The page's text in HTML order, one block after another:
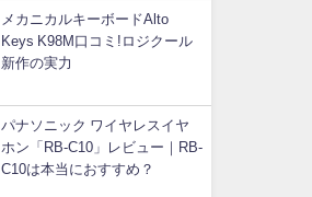
メカニカルキーボードAlto
Keys K98M口コミ!ロジクール
新作の実力
パナソニック ワイヤレスイヤ
ホン「RB-C10」レビュー｜RB-
C10は本当におすすめ？